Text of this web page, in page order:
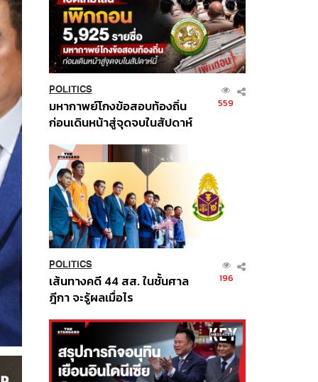
POLITICS
มหากาพย์โกงข้อสอบท้องถิ่น
ก่อนเดินหน้าสู่จุดจบในสัปดาห์
559
POLITICS
เส้นทางคดี 44 สส. ในชั้นศาล
ฎีกา จะรู้ผลเมื่อไร
196